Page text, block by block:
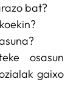
bat?
osasun
gaixo